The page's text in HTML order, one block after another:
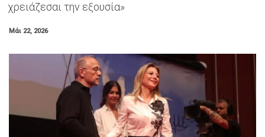
χρειάζεσαι την εξουσία»
Μάι 22, 2026